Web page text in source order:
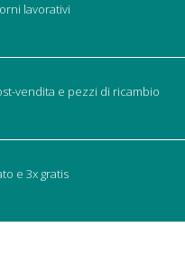
lavorativi
vendita e pezzi di ricambio
e 3x gratis